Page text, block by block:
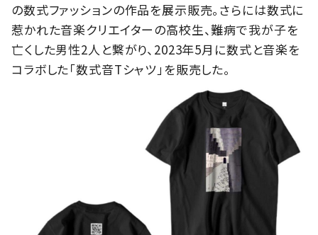
の数式ファッションの作品を展示販売。さらには数式に
惹かれた音楽クリエイターの高校生、難病で我が子を
亡くした男性2人と繋がり、2023年5月に数式と音楽を
コラボした「数式音Tシャツ」を販売した。